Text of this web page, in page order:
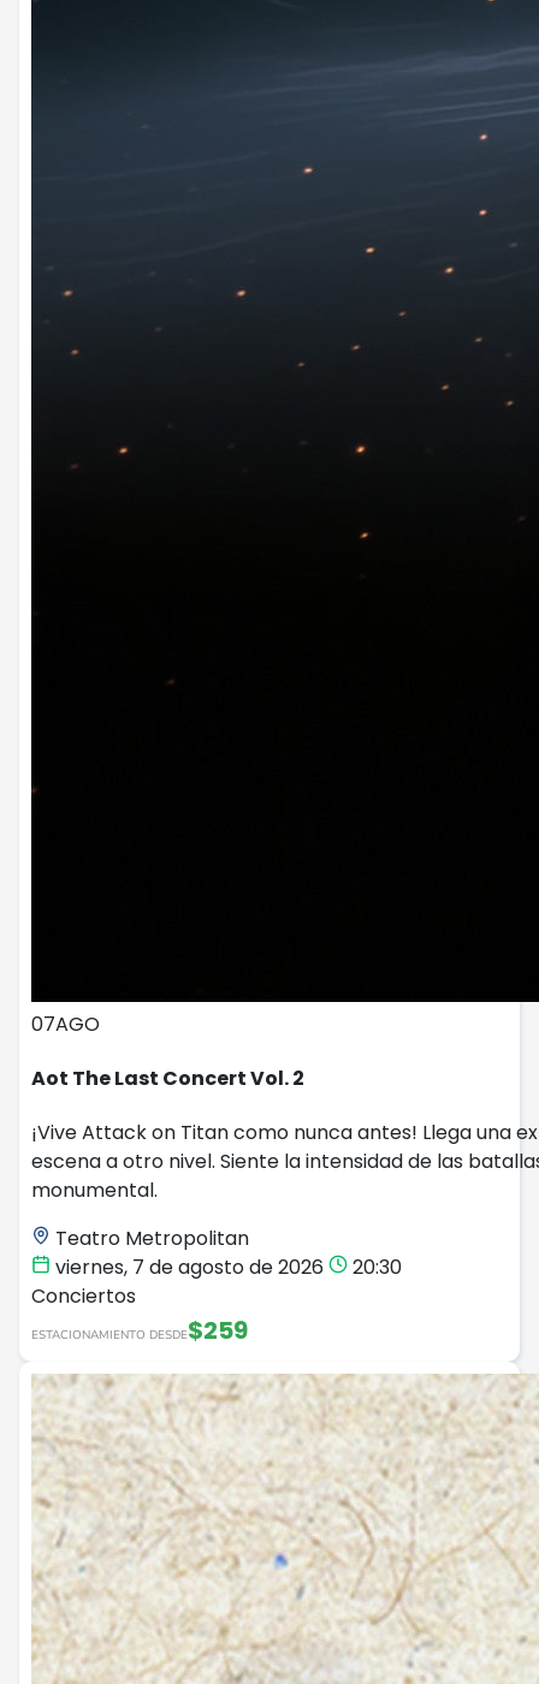
07AGO
Aot The Last Concert Vol. 2
¡Vive Attack on Titan como nunca antes! Llega una
escena a otro nivel. Siente la intensidad de las
monumental.
Teatro Metropolitan
viernes, 7 de agosto de 2026
20:30
Conciertos
ESTACIONAMIENTO DESDE$259